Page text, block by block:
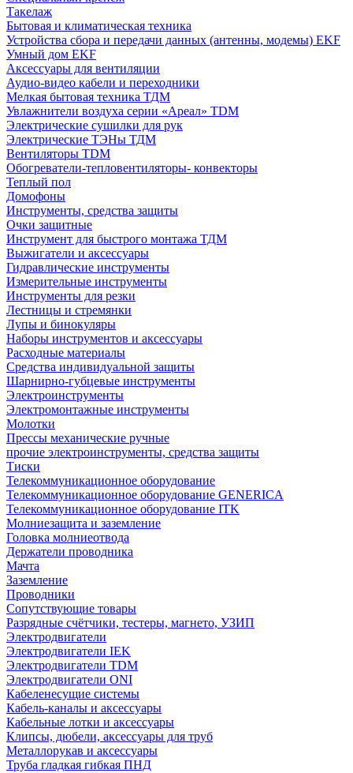
Такелаж
Бытовая и климатическая техника
Устройства сбора и передачи данных (антенны, модемы) EKF
Умный дом EKF
Аксессуары для вентиляции
Аудио-видео кабели и переходники
Мелкая бытовая техника ТДМ
Увлажнители воздуха серии «Ареал» TDM
Электрические сушилки для рук
Электрические ТЭНы ТДМ
Вентиляторы TDM
Обогреватели-тепловентиляторы- конвекторы
Теплый пол
Домофоны
Инструменты, средства защиты
Очки защитные
Инструмент для быстрого монтажа ТДМ
Выжигатели и аксессуары
Гидравлические инструменты
Измерительные инструменты
Инструменты для резки
Лестницы и стремянки
Лупы и бинокуляры
Наборы инструментов и аксессуары
Расходные материалы
Средства индивидуальной защиты
Шарнирно-губцевые инструменты
Электроинструменты
Электромонтажные инструменты
Молотки
Прессы механические ручные
прочие электроинструменты, средства защиты
Тиски
Телекоммуникационное оборудование
Телекоммуникационное оборудование GENERICA
Телекоммуникационное оборудование ITK
Молниезащита и заземление
Головка молниеотвода
Держатели проводника
Мачта
Заземление
Проводники
Сопутствующие товары
Разрядные счётчики, тестеры, магнето, УЗИП
Электродвигатели
Электродвигатели IEK
Электродвигатели TDM
Электродвигатели ONI
Кабеленесущие системы
Кабель-каналы и аксессуары
Кабельные лотки и аксессуары
Клипсы, дюбели, аксессуары для труб
Металлорукав и аксессуары
Труба гладкая гибкая ПНД